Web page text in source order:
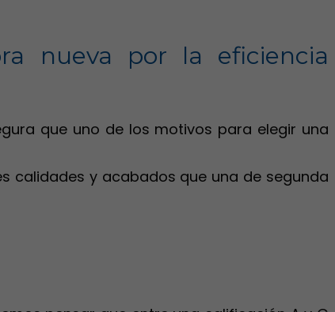
nueva por la eficiencia
que uno de los motivos para elegir una
calidades y acabados que una de segunda